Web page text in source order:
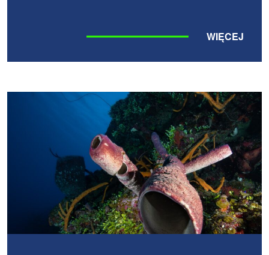
WIĘCEJ